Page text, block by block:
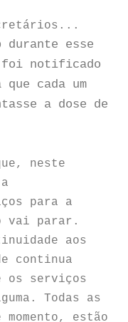
durante esse
foi notificado
cada um
a dose de
neste
para a
vai parar.
aos
continua
os serviços
Todas as
estão